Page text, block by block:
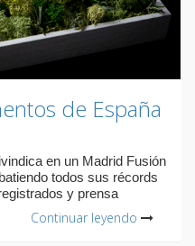
de España
en un Madrid Fusión
todos sus récords
y prensa
Continuar leyendo